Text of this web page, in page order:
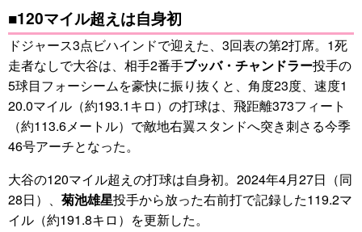
■120マイル超えは自身初
ドジャース3点ビハインドで迎えた、3回表の第2打席。1死
走者なしで大谷は、相手2番手ブッバ・チャンドラー投手の
5球目フォーシームを豪快に振り抜くと、角度23度、速度1
20.0マイル（約193.1キロ）の打球は、飛距離373フィート
（約113.6メートル）で敵地右翼スタンドへ突き刺さる今季
46号アーチとなった。
大谷の120マイル超えの打球は自身初。2024年4月27日（同
28日）、 菊池雄星投手から放った右前打で記録した119.2マ
イル（約191.8キロ）を更新した。